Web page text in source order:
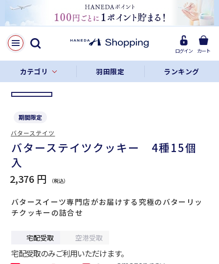
ログイン カート
カテゴリ 羽田限定 ランキング
LINE
Facebook
リンクをコピー
バターステイツクッキー 4種15個
入
期間限定
バタースイーツ専門店がお届けする究極のバターリッ
チクッキーの詰合せ
2,376 円
宅配受取 空港受取
宅配受取のみご利用いただけます。
バターステイツ